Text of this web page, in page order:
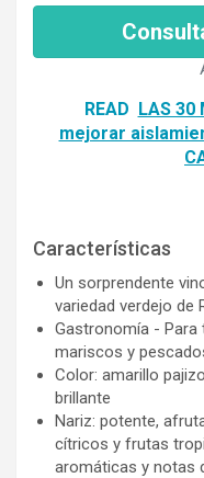
READ LAS 30
mejorar
Características
Un sorprendente
variedad verdejo de
Gastronomía -
mariscos y
Color: amarillo
brillante
Nariz: potente,
cítricos y frutas
aromáticas y notas